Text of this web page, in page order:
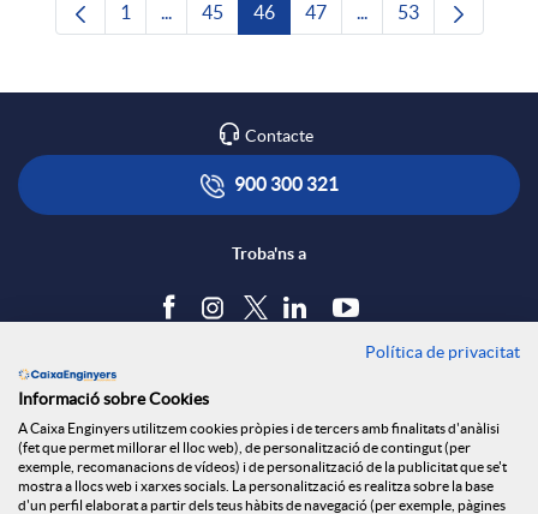
Pàgina
1 ...Pàgines intermèdies Utilitzeu TAB per
Pàgina
45 Pàgina
46 Pàgina
47 ...Pàgines intermèdies
Pàgina
53
Contacte
900 300 321
Troba'ns a
Política de cookies
Avís legal
Seguretat Online
Política de privacitat
Informació sobre Cookies
A Caixa Enginyers utilitzem cookies pròpies i de tercers amb finalitats d'anàlisi
(fet que permet millorar el lloc web), de personalització de contingut (per
exemple, recomanacions de vídeos) i de personalització de la publicitat que se't
mostra a llocs web i xarxes socials. La personalització es realitza sobre la base
d'un perfil elaborat a partir dels teus hàbits de navegació (per exemple, pàgines